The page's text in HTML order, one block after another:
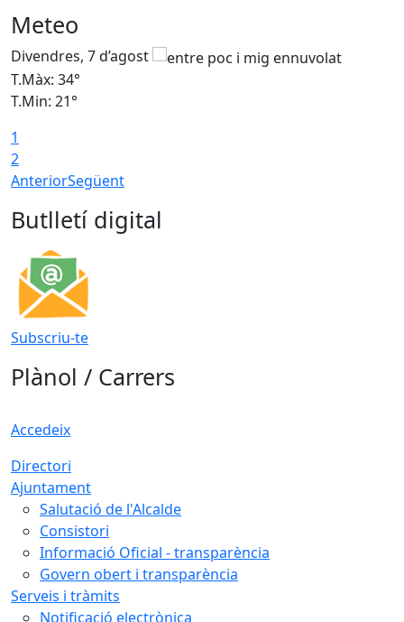
Meteo
Divendres, 7 d’agost
T.Màx: 34°
T.Min: 21°
1
2
AnteriorSegüent
Butlletí digital
Subscriu-te
Plànol / Carrers
Accedeix
Directori
Ajuntament
Salutació de l'Alcalde
Consistori
Informació Oficial - transparència
Govern obert i transparència
Serveis i tràmits
Notificació electrònica